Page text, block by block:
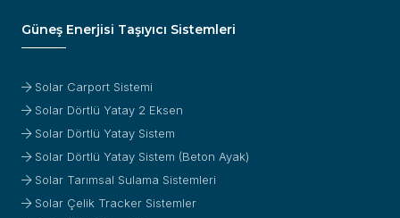
Güneş Enerjisi Taşıyıcı Sistemleri
Solar Carport Sistemi
Solar Dörtlü Yatay 2 Eksen
Solar Dörtlü Yatay Sistem
Solar Dörtlü Yatay Sistem (Beton Ayak)
Solar Tarımsal Sulama Sistemleri
Solar Çelik Tracker Sistemler